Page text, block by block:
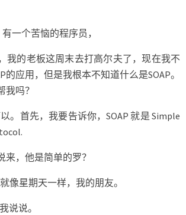
一个苦恼的程序员，
我的老板这周末去打高尔夫了，现在我不
的应用，但是我根本不知道什么是SOAP。
我吗？
。首先，我要告诉你，SOAP 就是 Simple
来，他是简单的罗？
像星期天一样，我的朋友。
说说。